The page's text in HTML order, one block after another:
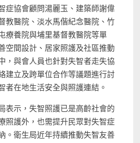
症協會顧問湯麗玉、建築師謝偉
教醫院、淡水馬偕紀念醫院、竹
療養院與埔里基督教醫院等單
空間設計、居家照護及社區推動
，與會人員也針對失智者走失協
建立及跨單位合作等議題進行討
者在地生活安全與照護連結。
表示，失智照護已是高齡社會的
照護外，也需提升民眾對失智症
。衛生局近年持續推動失智友善